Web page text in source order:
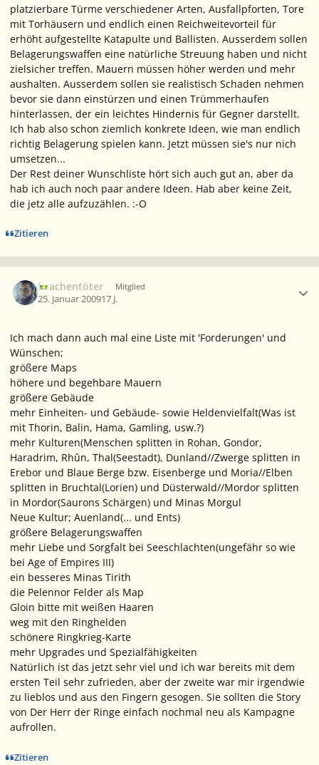
platzierbare Türme verschiedener Arten, Ausfallpforten, Tore
mit Torhäusern und endlich einen Reichweitevorteil für
erhöht aufgestellte Katapulte und Ballisten. Ausserdem sollen
Belagerungswaffen eine natürliche Streuung haben und nicht
zielsicher treffen. Mauern müssen höher werden und mehr
aushalten. Ausserdem sollen sie realistisch Schaden nehmen
bevor sie dann einstürzen und einen Trümmerhaufen
hinterlassen, der ein leichtes Hindernis für Gegner darstellt.
Ich hab also schon ziemlich konkrete Ideen, wie man endlich
richtig Belagerung spielen kann. Jetzt müssen sie's nur nich
umsetzen...
Der Rest deiner Wunschliste hört sich auch gut an, aber da
hab ich auch noch paar andere Ideen. Hab aber keine Zeit,
die jetz alle aufzuzählen. :-O
Zitieren
Drachentöter Mitglied
25. Januar 200917 J.
Ich mach dann auch mal eine Liste mit 'Forderungen' und
Wünschen;
größere Maps
höhere und begehbare Mauern
größere Gebäude
mehr Einheiten- und Gebäude- sowie Heldenvielfalt(Was ist
mit Thorin, Balin, Hama, Gamling, usw.?)
mehr Kulturen(Menschen splitten in Rohan, Gondor,
Haradrim, Rhûn, Thal(Seestadt), Dunland//Zwerge splitten in
Erebor und Blaue Berge bzw. Eisenberge und Moria//Elben
splitten in Bruchtal(Lorien) und Düsterwald//Mordor splitten
in Mordor(Saurons Schärgen) und Minas Morgul
Neue Kultur; Auenland(... und Ents)
größere Belagerungswaffen
mehr Liebe und Sorgfalt bei Seeschlachten(ungefähr so wie
bei Age of Empires III)
ein besseres Minas Tirith
die Pelennor Felder als Map
Gloin bitte mit weißen Haaren
weg mit den Ringhelden
schönere Ringkrieg-Karte
mehr Upgrades und Spezialfähigkeiten
Natürlich ist das jetzt sehr viel und ich war bereits mit dem
ersten Teil sehr zufrieden, aber der zweite war mir irgendwie
zu lieblos und aus den Fingern gesogen. Sie sollten die Story
von Der Herr der Ringe einfach nochmal neu als Kampagne
aufrollen.
Zitieren